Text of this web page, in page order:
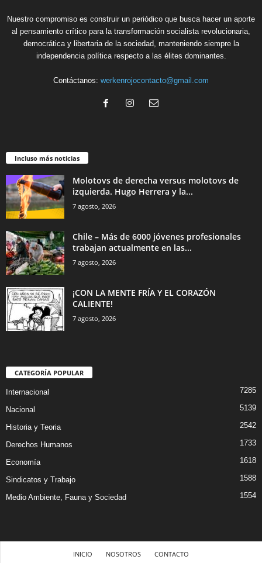
Nuestro compromiso es construir un periódico que busca hacer un aporte
al pensamiento crítico para la transformación socialista revolucionaria,
democrática y libertaria de la sociedad, manteniendo siempre la
independencia política respecto a las élites dominantes.
Contáctanos: werkenrojocontacto@gmail.com
Incluso más noticias
Molotovs de derecha versus molotovs de
izquierda. Hugo Herrera y la...
7 agosto, 2026
Chile – Más de 6000 jóvenes profesionales
trabajan actualmente en las...
7 agosto, 2026
¡CON LA MENTE FRÍA Y EL CORAZÓN
CALIENTE!
7 agosto, 2026
CATEGORÍA POPULAR
Internacional 7285
Nacional 5139
Historia y Teoria 2542
Derechos Humanos 1733
Economía 1618
Sindicatos y Trabajo 1588
Medio Ambiente, Fauna y Sociedad 1554
INICIO NOSOTROS CONTACTO